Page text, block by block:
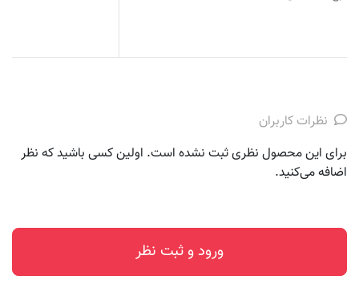
نظرات کاربران
برای این محصول نظری ثبت نشده است. اولین کسی باشید که نظر
اضافه می‌کنید.
ورود و ثبت نظر